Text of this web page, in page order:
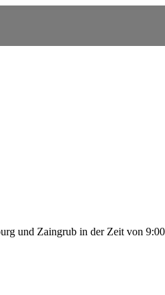
und Zaingrub in der Zeit von